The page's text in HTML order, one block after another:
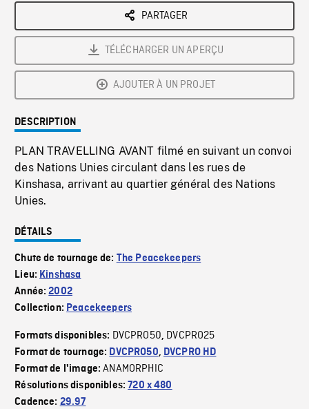
PARTAGER
TÉLÉCHARGER UN APERÇU
AJOUTER À UN PROJET
DESCRIPTION
PLAN TRAVELLING AVANT filmé en suivant un convoi
des Nations Unies circulant dans les rues de
Kinshasa, arrivant au quartier général des Nations
Unies.
DÉTAILS
Chute de tournage de: The Peacekeepers
Lieu: Kinshasa
Année:2002
Collection: Peacekeepers
Formats disponibles: DVCPRO50, DVCPRO25
Format de tournage: DVCPRO50, DVCPRO HD
Format de l'image:ANAMORPHIC
Résolutions disponibles:720 x 480
Cadence: 29.97